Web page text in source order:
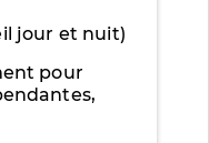
jour et nuit)
pour